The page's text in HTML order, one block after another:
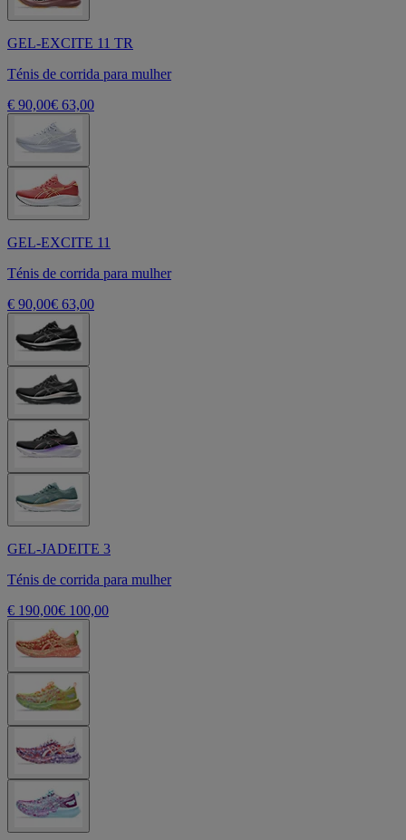
GEL-EXCITE 11 TR
Ténis de corrida para mulher
€ 90,00€ 63,00
GEL-EXCITE 11
Ténis de corrida para mulher
€ 90,00€ 63,00
GEL-JADEITE 3
Ténis de corrida para mulher
€ 190,00€ 100,00